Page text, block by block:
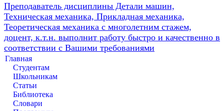
Преподаватель дисциплины Детали машин,
Техническая механика, Прикладная механика,
Теоретическая механика с многолетним стажем,
доцент, к.т.н. выполнит работу быстро и качественно в
соответствии с Вашими требованиями
Главная
Студентам
Школьникам
Статьи
Библиотека
Словари